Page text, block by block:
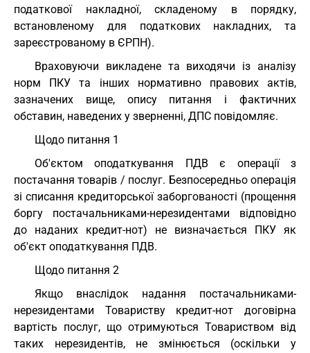
податкової накладної, складеному в порядку,
встановленому для податкових накладних, та
зареєстрованому в ЄРПН).
Враховуючи викладене та виходячи із аналізу
норм ПКУ та інших нормативно правових актів,
зазначених вище, опису питання і фактичних
обставин, наведених у зверненні, ДПС повідомляє.
Щодо питання 1
Об'єктом оподаткування ПДВ є операції з
постачання товарів / послуг. Безпосередньо операція
зі списання кредиторської заборгованості (прощення
боргу постачальниками-нерезидентами відповідно
до наданих кредит-нот) не визначається ПКУ як
об'єкт оподаткування ПДВ.
Щодо питання 2
Якщо внаслідок надання постачальниками-
нерезидентами Товариству кредит-нот договірна
вартість послуг, що отримуються Товариством від
таких нерезидентів, не змінюється (оскільки у